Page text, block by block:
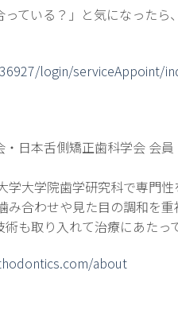
ている？」と気になったら
login/serviceAppoint/
日本舌側矯正歯科学会 会員
大学院歯学研究科で専門性
合わせや見た目の調和を重
も取り入れて治療にあたっ
about